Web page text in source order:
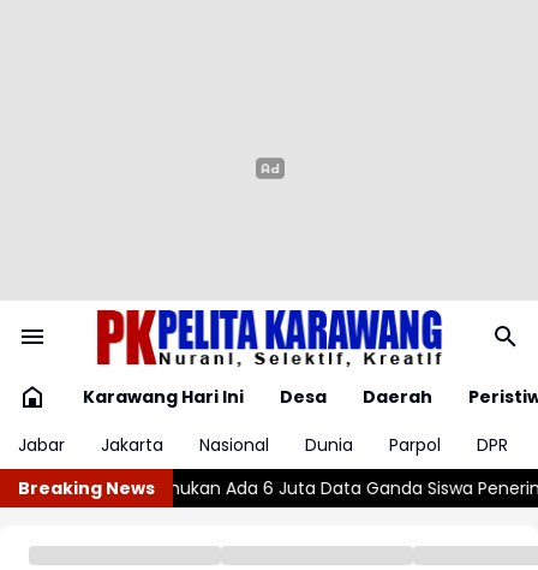
Karawang Hari Ini Desa Daerah
Jabar
Jakarta Nasional Dunia Parpol
DPR
Breaking News
Ganda Siswa Penerima MBG Wajar atau Bahaya? , Kenali